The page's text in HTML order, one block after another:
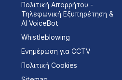
Πολιτική Απορρήτου -
Τηλεφωνική Εξυπηρέτηση &
AI VoiceBot
Whistleblowing
Ενημέρωση για CCTV
Πολιτική Cookies